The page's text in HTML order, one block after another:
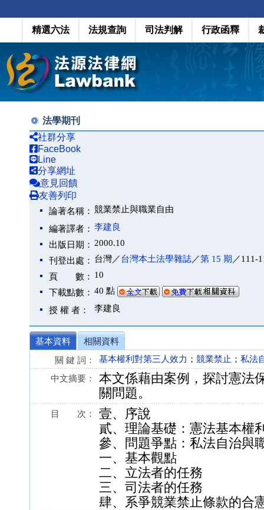
精選六法 法規查詢 司法判解 行政函釋
法學期刊
社群分享
FaceBook
Line
分享網址
意見回饋
友善列印
論著名稱： 競業禁止與職業自由
編著譯者： 李建良
出版日期： 2000.10
刊登出處： 台灣／台灣本土法學雜誌／第 15 期 ／111-
頁 數： 10
下載點數： 40 點
授 權 者： 李建良
基本資料
相關資料
關 鍵 詞：
基本權利對第三人效力 ； 競業禁止 ； 私法
中文摘要：
本文係藉由案例，探討憲法
關問題。
目 次：
壹、序說
貳、理論基礎：憲法基本權
參、問題爭點：私法自治與
一、基本觀點
二、立法者的任務
三、司法者的任務
肆、系爭競業禁止條款的合